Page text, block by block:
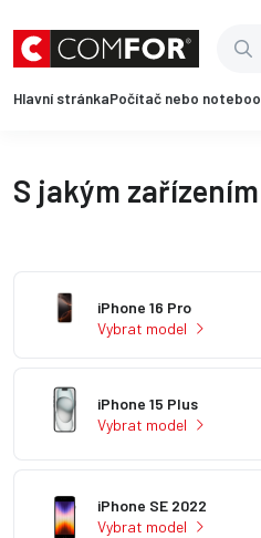
Hlavní stránkaPočítač nebo
S jakým
iPhone 16 Pro
Vybrat model
iPhone 15 Plus
Vybrat model
iPhone SE 2022
Vybrat model